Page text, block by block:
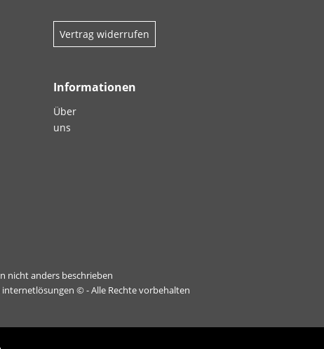
Vertrag widerrufen
Informationen
Über
uns
nicht anders beschrieben
internetlösungen © - Alle Rechte vorbehalten